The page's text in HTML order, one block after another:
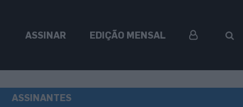
ASSINAR EDIÇÃO MENSAL
ASSINANTES